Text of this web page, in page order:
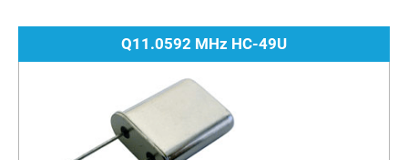
Q11.0592 MHz HC-49U